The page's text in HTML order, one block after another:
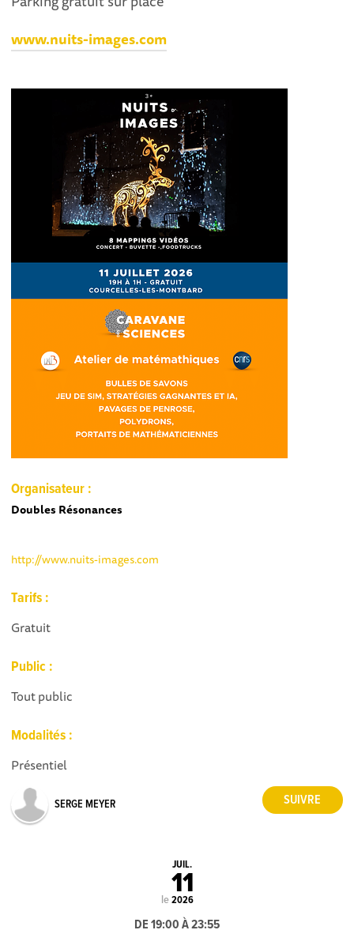
www.nuits-images.com
Organisateur :
Doubles Résonances
http://www.nuits-images.com
Tarifs :
Gratuit
Public :
Tout public
Modalités :
Présentiel
SERGE MEYER
le
JUIL.
11
2026
DE 19:00 À 23:55